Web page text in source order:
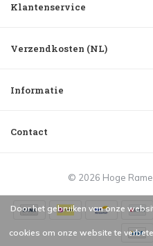
Klantenservice
Verzendkosten (NL)
Informatie
Contact
© 2026 Hoge
Door het gebruiken van onze
cookies om onze website te